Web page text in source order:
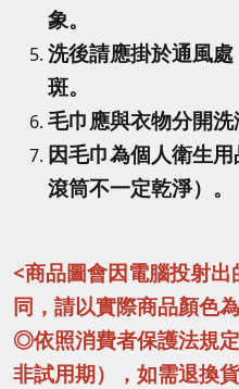
象。
洗後請應掛於通風
斑。
毛巾應與衣物分開洗
因毛巾為個人衛生
滾筒不一定乾淨）。
<商品圖會因電腦投射
同，請以實際商品顏色
◎依照消費者保護法規
非試用期），如需退換